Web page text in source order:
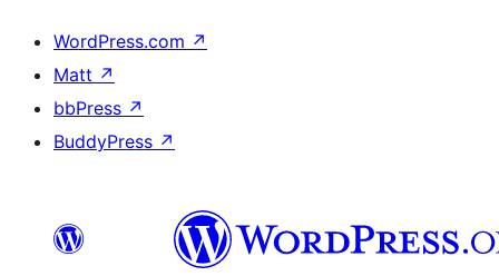
WordPress.com ↗
Matt ↗
bbPress ↗
BuddyPress ↗